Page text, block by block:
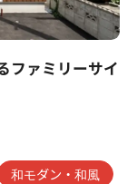
ファミリーサイ
和モダン・和風